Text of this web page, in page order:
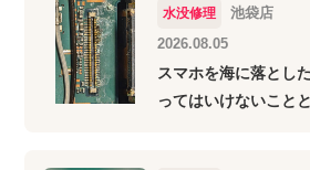
水没修理
池袋店
2026.08.05
スマホを海に落とし
ってはいけないこと